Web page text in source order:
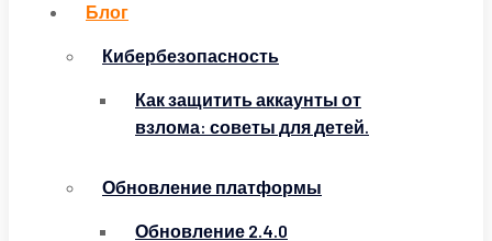
Блог
Кибербезопасность
Как защитить аккаунты от
взлома: советы для детей.
Обновление платформы
Обновление 2.4.0